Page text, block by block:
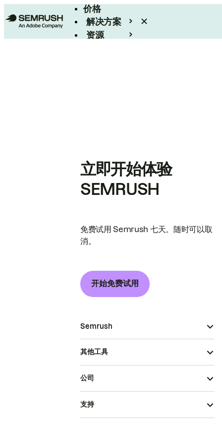
价格
解决方案
资源
立即开始体验
SEMRUSH
免费试用 Semrush 七天。随时可以取
消。
开始免费试用
Semrush
其他工具
公司
支持